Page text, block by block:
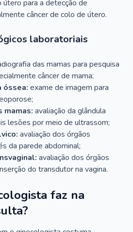
para a detecção de
câncer de colo de útero.
laboratoriais
das mamas para pesquisa
câncer de mama;
óssea: exame de imagem para
mamas: avaliação da glândula
lesões por meio de ultrassom;
avaliação dos órgãos
da parede abdominal;
avaliação dos órgãos
do transdutor na vagina.
faz na